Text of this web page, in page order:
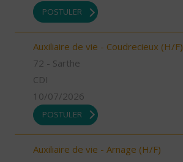
POSTULER
Auxiliaire de vie - Coudrecieux (H/F)
72 - Sarthe
CDI
10/07/2026
POSTULER
Auxiliaire de vie - Arnage (H/F)